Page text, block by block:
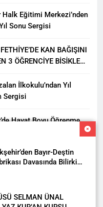
Bayır-Deştin
Davasında Bilirkişi
SELMAN ÜNAL
Halk Eğitimi Merkezi’nden
Sonu Sergisi
KAN BAĞIŞINI
3 ÖĞRENCİYE BİSİKLET
İlkokulu’ndan Yıl
Sergisi
Hayat Boyu Öğrenme
Sergisiyle Başladı
PARK PROJESİ İÇİN
YETKİ VERİLDİ
Akçay Deresi Tepkisi
Vatandaşın Sesini